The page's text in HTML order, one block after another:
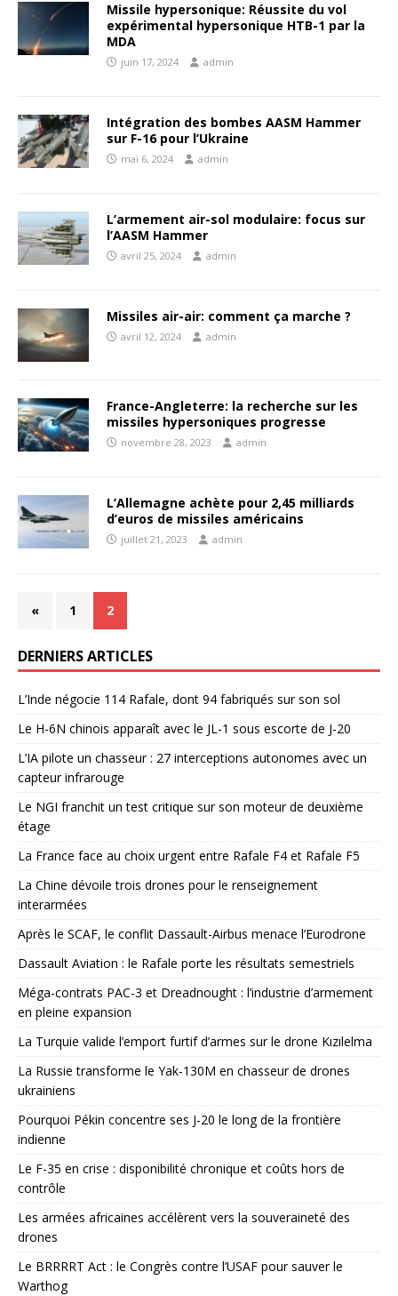
Missile hypersonique: Réussite du vol
expérimental hypersonique HTB-1 par la
MDA
juin 17, 2024 admin
Intégration des bombes AASM Hammer
sur F-16 pour l’Ukraine
mai 6, 2024 admin
L’armement air-sol modulaire: focus sur
l’AASM Hammer
avril 25, 2024 admin
Missiles air-air: comment ça marche ?
avril 12, 2024 admin
France-Angleterre: la recherche sur les
missiles hypersoniques progresse
novembre 28, 2023 admin
L’Allemagne achète pour 2,45 milliards
d’euros de missiles américains
juillet 21, 2023 admin
« 1 2
DERNIERS ARTICLES
L’Inde négocie 114 Rafale, dont 94 fabriqués sur son sol
Le H-6N chinois apparaît avec le JL-1 sous escorte de J-20
L’IA pilote un chasseur : 27 interceptions autonomes avec un
capteur infrarouge
Le NGI franchit un test critique sur son moteur de deuxième
étage
La France face au choix urgent entre Rafale F4 et Rafale F5
La Chine dévoile trois drones pour le renseignement
interarmées
Après le SCAF, le conflit Dassault-Airbus menace l’Eurodrone
Dassault Aviation : le Rafale porte les résultats semestriels
Méga-contrats PAC-3 et Dreadnought : l’industrie d’armement
en pleine expansion
La Turquie valide l’emport furtif d’armes sur le drone Kızılelma
La Russie transforme le Yak-130M en chasseur de drones
ukrainiens
Pourquoi Pékin concentre ses J-20 le long de la frontière
indienne
Le F-35 en crise : disponibilité chronique et coûts hors de
contrôle
Les armées africaines accélèrent vers la souveraineté des
drones
Le BRRRRT Act : le Congrès contre l’USAF pour sauver le
Warthog